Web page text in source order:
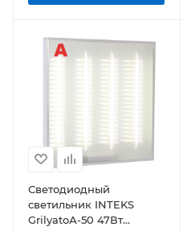
Светодиодный
светильник INTEKS
GrilyatoА-50 47Вт